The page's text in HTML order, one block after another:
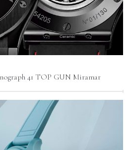
41 TOP GUN Miramar